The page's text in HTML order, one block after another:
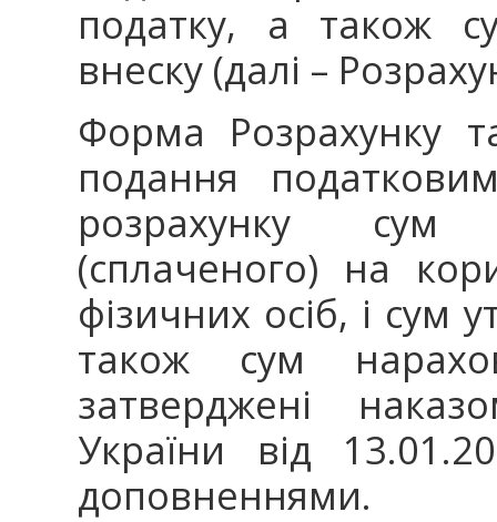
податку, а також
внеску (далі –
Форма Розрахунку
подання
розрахунку сум
(сплаченого) на
фізичних осіб, і сум
також сум
затверджені
України від
доповненнями.